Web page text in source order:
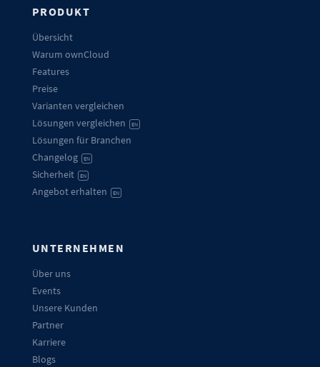
PRODUKT
Übersicht
Warum ownCloud
Features
Preise
Varianten vergleichen
Lösungen vergleichen
EN
Lösungen für Branchen
Changelog
EN
Sicherheit EN
Angebot erhalten EN
UNTERNEHMEN
Über uns
Events
Unsere Kunden
Partner
Karriere
Blogs